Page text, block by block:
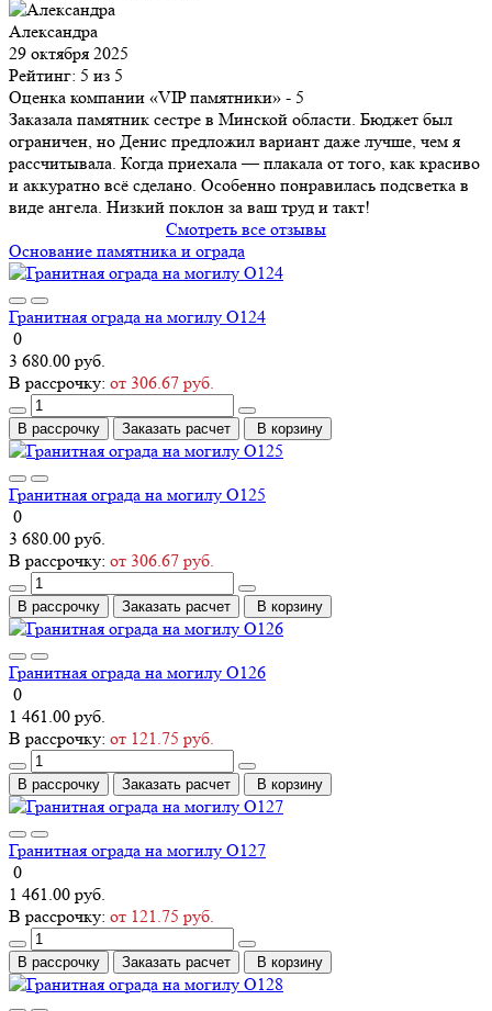
Александра
29 октября 2025
Рейтинг: 5 из 5
Оценка компании «VIP памятники» - 5
Заказала памятник сестре в Минской области. Бюджет был
ограничен, но Денис предложил вариант даже лучше, чем я
рассчитывала. Когда приехала — плакала от того, как красиво
и аккуратно всё сделано. Особенно понравилась подсветка в
виде ангела. Низкий поклон за ваш труд и такт!
Смотреть все отзывы
Основание памятника и ограда
Гранитная ограда на могилу О124
0
3 680.00 руб.
В рассрочку: от 306.67 руб.
В рассрочку Заказать расчет В корзину
Гранитная ограда на могилу О125
0
3 680.00 руб.
В рассрочку: от 306.67 руб.
В рассрочку Заказать расчет В корзину
Гранитная ограда на могилу О126
0
1 461.00 руб.
В рассрочку: от 121.75 руб.
В рассрочку Заказать расчет В корзину
Гранитная ограда на могилу О127
0
1 461.00 руб.
В рассрочку: от 121.75 руб.
В рассрочку Заказать расчет В корзину